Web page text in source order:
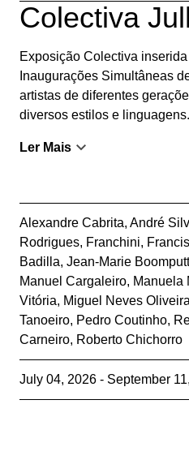
Colectiva
Exposição Colectiva
Inaugurações Simultâneas
artistas de diferentes
diversos estilos e linguagens.
Ler Mais
Alexandre Cabrita, André
Rodrigues, Franchini,
Badilla, Jean-Marie
Manuel Cargaleiro, Manuela
Vitória, Miguel Neves Oliveira
Tanoeiro, Pedro Coutinho,
Carneiro, Roberto Chichorro
July 04, 2026 - September